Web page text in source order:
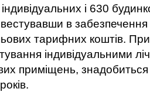
і 630
в
тарифних коштів.
індивідуальними
приміщень,